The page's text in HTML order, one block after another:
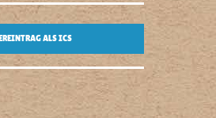
ALS ICS